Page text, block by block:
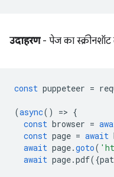
उदाहरण- पेज का स्क्रीनशॉट
const puppeteer =
(async() => {
const browser =
const page = await
await page.goto(
await page.pdf({